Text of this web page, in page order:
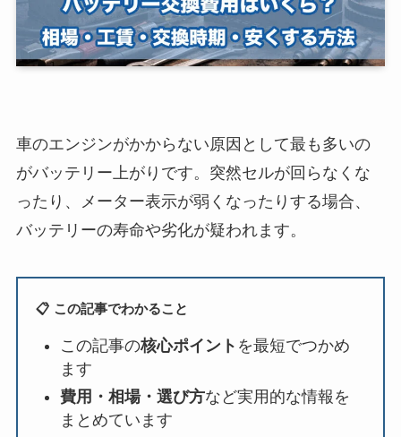
車のエンジンがかからない原因として最も多いの
がバッテリー上がりです。突然セルが回らなくな
ったり、メーター表示が弱くなったりする場合、
バッテリーの寿命や劣化が疑われます。
📋 この記事でわかること
この記事の核心ポイント を最短でつかめ
ます
費用・相場・選び方など実用的な情報を
まとめています